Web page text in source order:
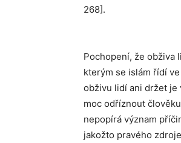
268].
Pochopení, že obživa
kterým se islám řídí
obživu lidí ani držet je
moc odříznout
nepopírá význam
jakožto pravého